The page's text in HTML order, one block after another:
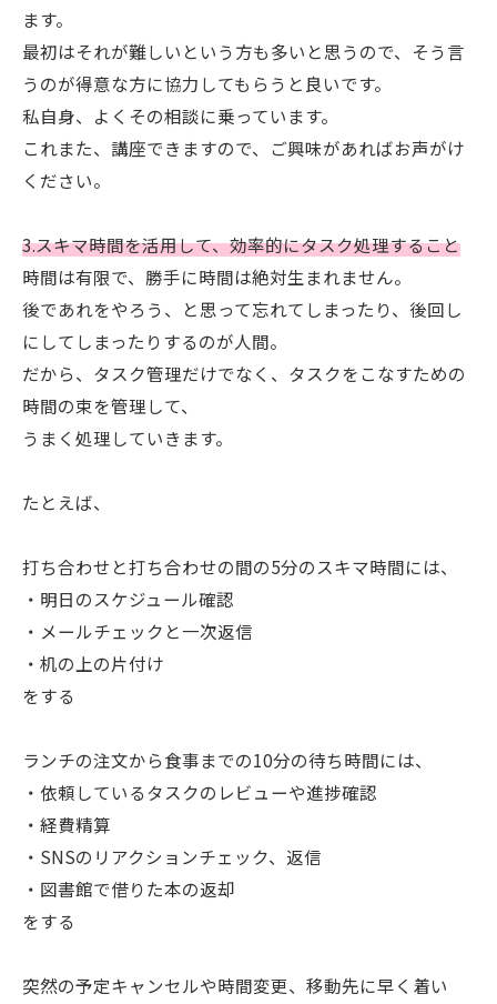
ます。
最初はそれが難しいという方も多いと思うので、そう言
うのが得意な方に協力してもらうと良いです。
私自身、よくその相談に乗っています。
これまた、講座できますので、ご興味があればお声がけ
ください。
3.スキマ時間を活用して、効率的にタスク処理すること
時間は有限で、勝手に時間は絶対生まれません。
後であれをやろう、と思って忘れてしまったり、後回し
にしてしまったりするのが人間。
だから、タスク管理だけでなく、タスクをこなすための
時間の束を管理して、
うまく処理していきます。
たとえば、
打ち合わせと打ち合わせの間の5分のスキマ時間には、
・明日のスケジュール確認
・メールチェックと一次返信
・机の上の片付け
をする
ランチの注文から食事までの10分の待ち時間には、
・依頼しているタスクのレビューや進捗確認
・経費精算
・SNSのリアクションチェック、返信
・図書館で借りた本の返却
をする
突然の予定キャンセルや時間変更、移動先に早く着い